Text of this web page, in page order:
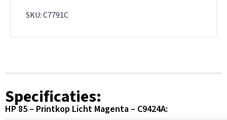
SKU: C7791C
Specificaties:
HP 85 – Printkop Licht Magenta – C9424A: